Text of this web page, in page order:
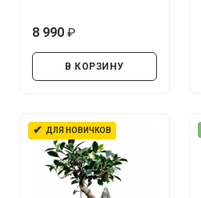
8 990
В КОРЗИНУ
✔ ДЛЯ НОВИЧКОВ